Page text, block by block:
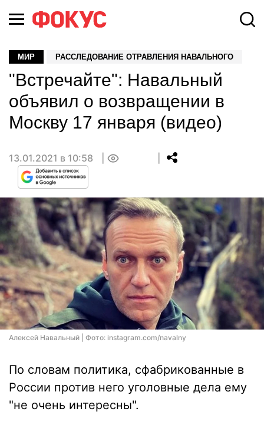
МИР РАССЛЕДОВАНИЕ ОТРАВЛЕНИЯ НАВАЛЬНОГО
"Встречайте": Навальный
объявил о возвращении в
Москву 17 января (видео)
13.01.2021 в 10:58
Алексей Навальный | Фото: instagram.com/navalny
По словам политика, сфабрикованные в
России против него уголовные дела ему
"не очень интересны".